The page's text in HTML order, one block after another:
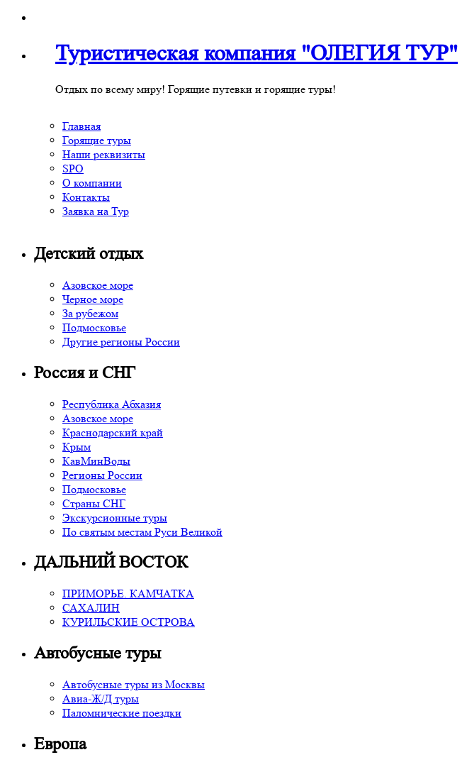
Туристическая компания "ОЛЕГИЯ ТУР"
Отдых по всему миру! Горящие путевки и горящие туры!
Главная
Горящие туры
Наши реквизиты
SPO
О компании
Контакты
Заявка на Тур
Детский отдых
Азовское море
Черное море
За рубежом
Подмосковье
Другие регионы России
Россия и СНГ
Республика Абхазия
Азовское море
Краснодарский край
Крым
КавМинВоды
Регионы России
Подмосковье
Страны СНГ
Экскурсионные туры
По святым местам Руси Великой
ДАЛЬНИЙ ВОСТОК
ПРИМОРЬЕ. КАМЧАТКА
САХАЛИН
КУРИЛЬСКИЕ ОСТРОВА
Автобусные туры
Автобусные туры из Москвы
Авиа-Ж/Д туры
Паломнические поездки
Европа